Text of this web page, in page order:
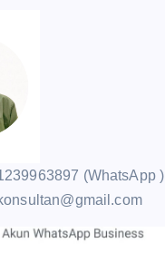
(WhatsApp )